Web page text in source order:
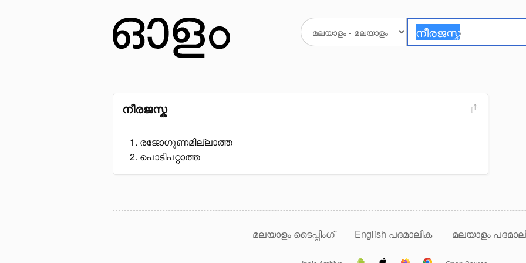
നീരജസ്ക
രജോഗുണമില്ലാത്ത
പൊടിപറ്റാത്ത
മലയാളം ടൈപ്പിംഗ് English പദമാലിക മലയാളം